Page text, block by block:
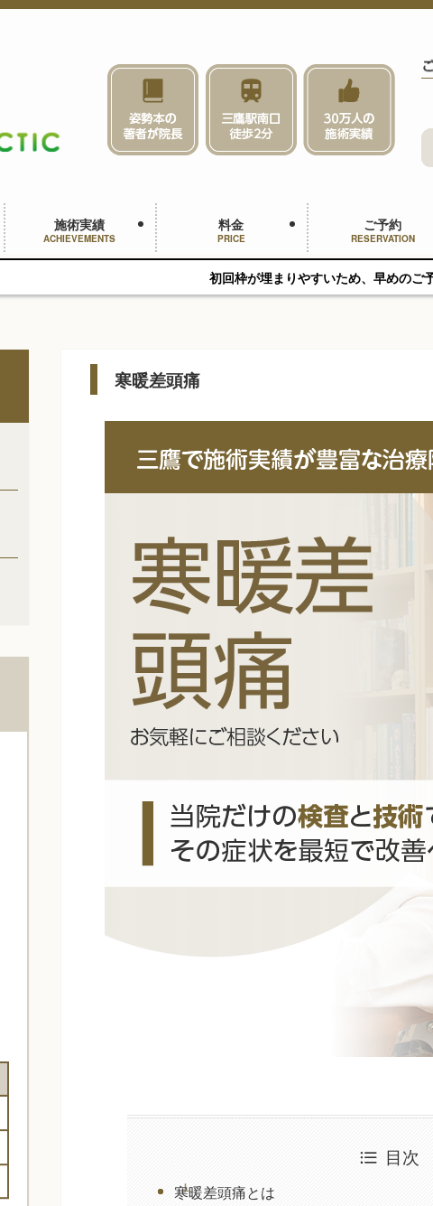
施術実績
ACHIEVEMENTS
料金
PRICE
ご予約
RESERVATION
初回枠が埋まりやすいため、早めのご予約をおすすめします
寒暖差頭痛
目次
寒暖差頭痛とは